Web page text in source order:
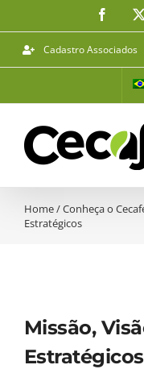
conteúdo
Cadastro Associados
Home/Conheça o
Estratégicos
Missão,
Estratégicos